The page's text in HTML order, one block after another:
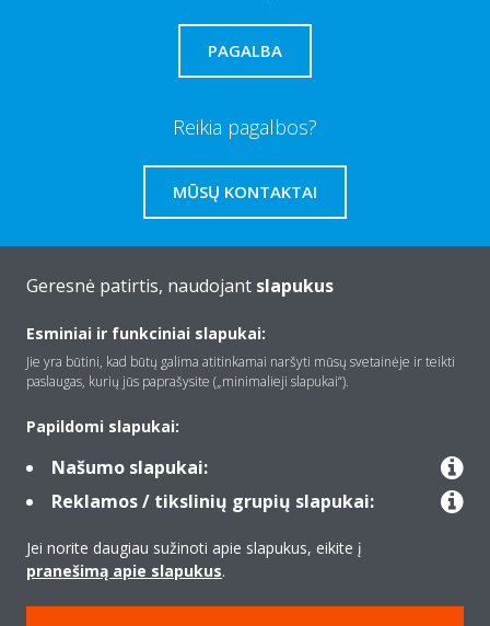
PAGALBA
Reikia pagalbos?
MŪSŲ KONTAKTAI
Apie Daikin
Kontaktas
Produktai
Geresnė patirtis, naudojant slapukus
Esminiai ir funkciniai slapukai:
Jie yra būtini, kad būtų galima atitinkamai naršyti mūsų svetainėje ir teikti
paslaugas, kurių jūs paprašysite („minimalieji slapukai“).
Papildomi slapukai:
Našumo slapukai:
Reklamos / tikslinių grupių slapukai:
Jei norite daugiau sužinoti apie slapukus, eikite į
pranešimą apie slapukus.